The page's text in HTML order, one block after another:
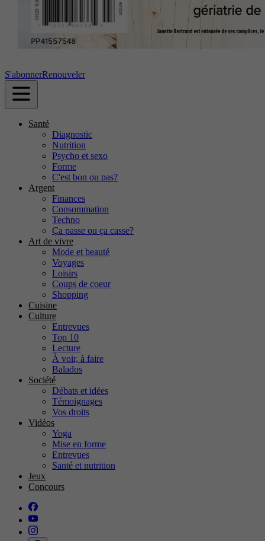
S'abonnerRenouveler
Santé
Diagnostic
Nutrition
Psycho et sexo
Forme
C'est bon ou pas?
Argent
Finances
Consommation
Techno
Ça passe ou ça casse?
Art de vivre
Mode et beauté
Voyages
Loisirs
Coups de coeur
Shopping
Cuisine
Culture
Entrevues
Top 10
Lecture
À voir, à faire
Balados
Société
Débats et idées
Témoignages
Vos droits
Vidéos
Yoga
Mise en forme
Entrevues
Santé et nutrition
Jeux
Concours